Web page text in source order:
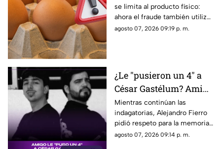
se limita al producto físico:
ahora el fraude también utiliza
internet para intentar engañar
agosto 07, 2026 09:19 p. m.
¿Le "pusieron un 4" a
César Gastélum? Amigo
del influencer rompe el
silencio
Mientras continúan las
indagatorias, Alejandro Fierro
pidió respeto para la memoria
de su amigo y para sus
agosto 07, 2026 09:14 p. m.